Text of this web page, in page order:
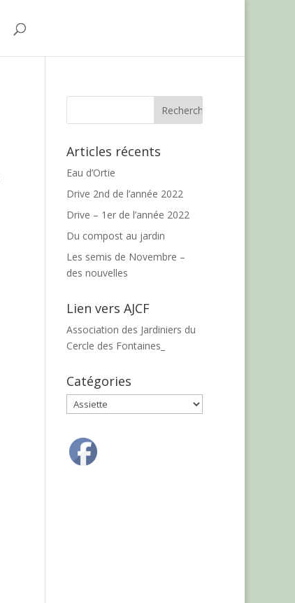
Articles récents
Eau d’Ortie
Drive 2nd de l’année 2022
Drive – 1er de l’année 2022
Du compost au jardin
Les semis de Novembre –
des nouvelles
Lien vers AJCF
Association des Jardiniers du
Cercle des Fontaines_
Catégories
Catégories